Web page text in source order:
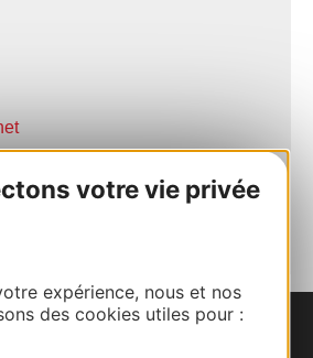
votre vie privée
expérience, nous et nos
des cookies utiles pour :